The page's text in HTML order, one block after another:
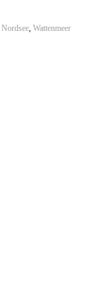
Nordsee, Wattenmeer